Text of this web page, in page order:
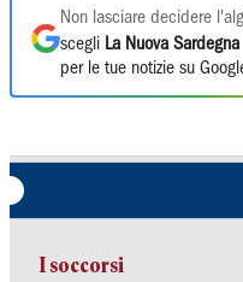
Non lasciare decidere
scegli La Nuova Sardegna
per le tue notizie su
I soccorsi